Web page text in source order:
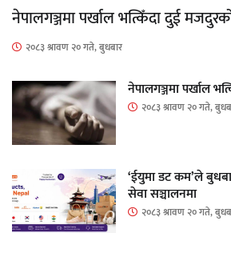
नेपालगञ्जमा पर्खाल भत्किँदा दुई
२०८३ श्रावण २० गते, बुधबार
नेपालगञ्जमा पर्खाल
२०८३ श्रावण २० गते,
‘ईयुमा डट कम’ले
सेवा सञ्चालनमा
२०८३ श्रावण २० गते,